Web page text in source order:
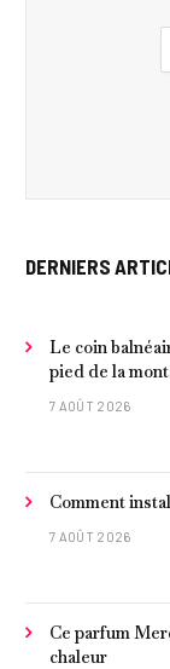
DERNIERS
Le coin
pied de la
poisson et
7 AOÛT 2026
Comment
7 AOÛT 2026
Ce parfum
chaleur